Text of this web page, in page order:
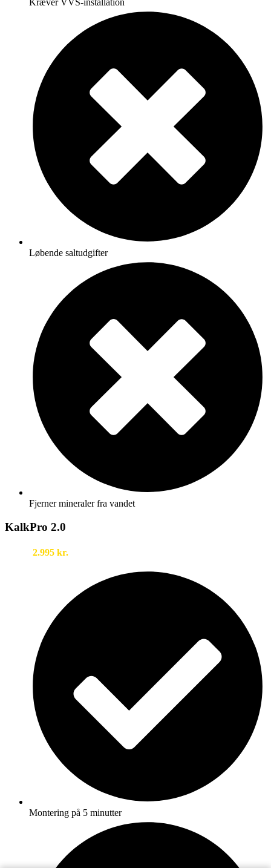
Kræver VVS-installation
Løbende saltudgifter
Fjerner mineraler fra vandet
KalkPro 2.0
2.995 kr.
Montering på 5 minutter